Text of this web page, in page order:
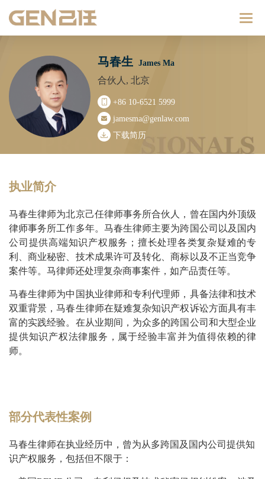
马春生 James Ma
合伙人, 北京
+86 10-6521 5999
jamesma@genlaw.com
下载简历
执业简介
马春生律师为北京己任律师事务所合伙人， 曾在国内外顶级
律师事务所工作多年。 马春生律师主要为跨国公司以及国内
公司提供高端知识产权服务；擅长处理各类复杂疑难的专
利、商业秘密、技术成果许可及转化、商标以及不正当竞争
案件等。马律师还处理复杂商事案件，如产品责任等。
马春生律师为中国执业律师和专利代理师，具备法律和技术
双重背景，马春生律师在疑难复杂知识产权诉讼方面具有丰
富的实践经验。在从业期间，为众多的跨国公司和大型企业
提供知识产权法律服务，属于经验丰富并为值得依赖的律
师。
部分代表性案例
马春生律师在执业经历中，曾为从多跨国及国内公司提供知
识产权服务，包括但不限于：